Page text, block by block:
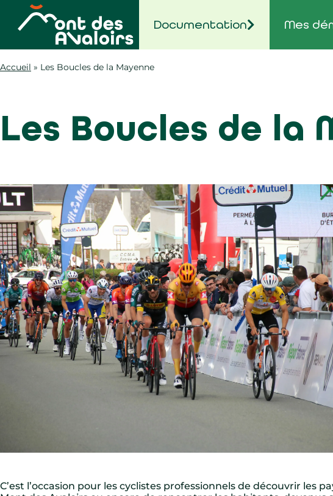
Documentation Mes
Accueil » Les Boucles de la Mayenne
Les Boucles de la
C’est l’occasion pour les cyclistes professionnels de découvrir les